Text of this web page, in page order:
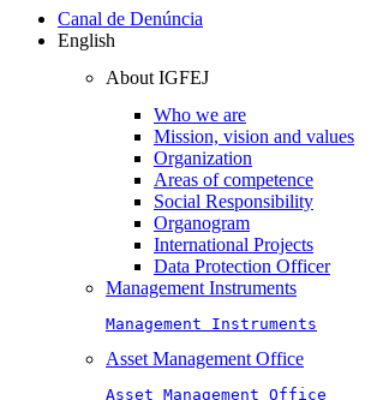
Canal de Denúncia
English
About IGFEJ
Who we are
Mission, vision and values
Organization
Areas of competence
Social Responsibility
Organogram
International Projects
Data Protection Officer
Management Instruments
Management Instruments
Asset Management Office
Asset Management Office